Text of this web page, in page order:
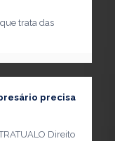
trata das
precisa
Direito